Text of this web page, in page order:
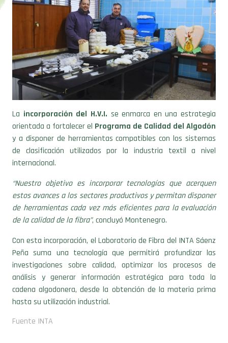
La incorporación del H.V.I. se enmarca en una estrategia
orientada a fortalecer el Programa de Calidad del Algodón
y a disponer de herramientas compatibles con los sistemas
de clasificación utilizados por la industria textil a nivel
internacional.
“Nuestro objetivo es incorporar tecnologías que acerquen
estos avances a los sectores productivos y permitan disponer
de herramientas cada vez más eficientes para la evaluación
de la calidad de la fibra”, concluyó Montenegro.
Con esta incorporación, el Laboratorio de Fibra del INTA Sáenz
Peña suma una tecnología que permitirá profundizar las
investigaciones sobre calidad, optimizar los procesos de
análisis y generar información estratégica para toda la
cadena algodonera, desde la obtención de la materia prima
hasta su utilización industrial.
Fuente INTA